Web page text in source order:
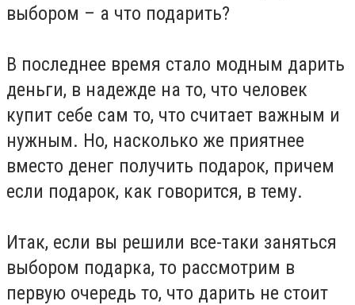
выбором – а что подарить?
В последнее время стало модным дарить
деньги, в надежде на то, что человек
купит себе сам то, что считает важным и
нужным. Но, насколько же приятнее
вместо денег получить подарок, причем
если подарок, как говорится, в тему.
Итак, если вы решили все-таки заняться
выбором подарка, то рассмотрим в
первую очередь то, что дарить не стоит